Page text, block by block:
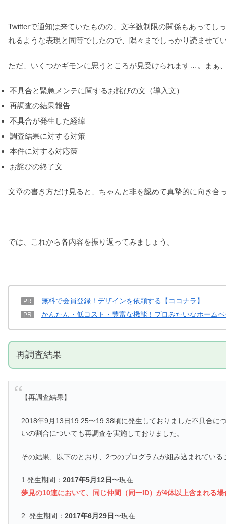
Twitterで通知は来ていたものの、文字数制限の関係もあって
れるような表現と同等でしたので、隅々までしっかり読ませて
ただ、いくつかギモンに思うところが見受けられます…。ま
不具合と緊急メンテに関するお詫びの文（導入文）
再調査の結果報告
不具合が発生した経緯
調査結果に対する対策
本件に対する対応策
お詫びの終了文
文章の書き方だけ見ると、ちゃんと非を認めて真摯的に向き合
では、これから各内容を振り返ってみましょう。
PR 無料で会員登録！デザインを依頼する【ココナラ】
PR かんたん・低コスト・豊富な機能！プロみたいなホーム
再調査結果
【再調査結果】
2018年9月13日19:25〜19:38頃に発生しておりました不具合に
いの割合についても再調査を実施しておりました。
その結果、以下のとおり、2つのプログラムが組み込まれてい
1.発生期間：2017年5月12日 〜現在
夢見の10連において、同じ仲間（同一ID）が4体以上含まれる
2. 発生期間：2017年6月29日 〜現在